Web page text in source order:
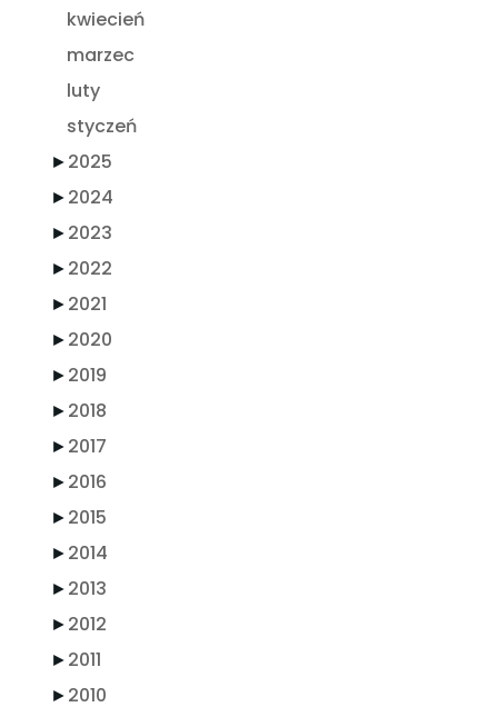
kwiecień
marzec
luty
styczeń
►2025
►2024
►2023
►2022
►2021
►2020
►2019
►2018
►2017
►2016
►2015
►2014
►2013
►2012
►2011
►2010